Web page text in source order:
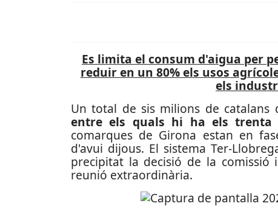
Es limita el consum d'aigua per
reduir en un 80% els usos
els
Un total de sis milions de catalans
entre els quals hi ha els trenta
comarques de Girona estan en
d'avui dijous. El sistema Ter-
precipitat la decisió de la
reunió extraordinària.